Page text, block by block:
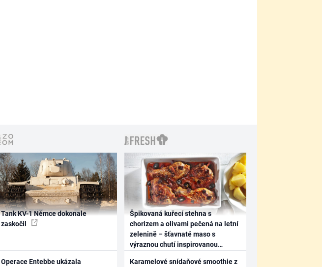
Tank KV-1 Němce dokonale
zaskočil
Operace Entebbe ukázala
Špikovaná kuřecí stehna s
chorizem a olivami pečená na letní
zelenině – šťavnaté maso s
výraznou chutí inspirovanou
Karamelové snídaňové smoothie z